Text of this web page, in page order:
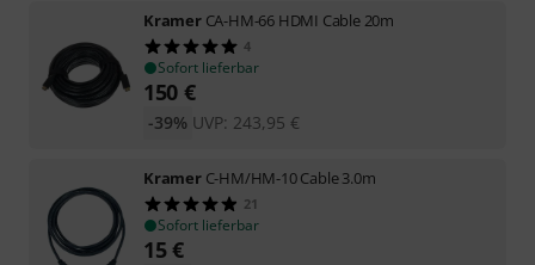
Kramer CA-HM-66 HDMI Cable 20m
4
Sofort lieferbar
150 €
UVP: 243,95 €
-39%
Kramer C-HM/HM-10 Cable 3.0m
21
Sofort lieferbar
15€